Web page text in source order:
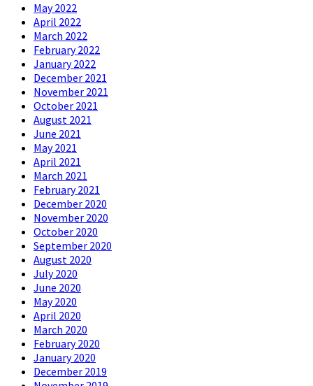
May 2022
April 2022
March 2022
February 2022
January 2022
December 2021
November 2021
October 2021
August 2021
June 2021
May 2021
April 2021
March 2021
February 2021
December 2020
November 2020
October 2020
September 2020
August 2020
July 2020
June 2020
May 2020
April 2020
March 2020
February 2020
January 2020
December 2019